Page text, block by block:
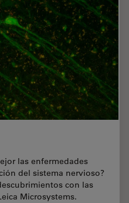
las enfermedades
del sistema nervioso?
con las
Microsystems.